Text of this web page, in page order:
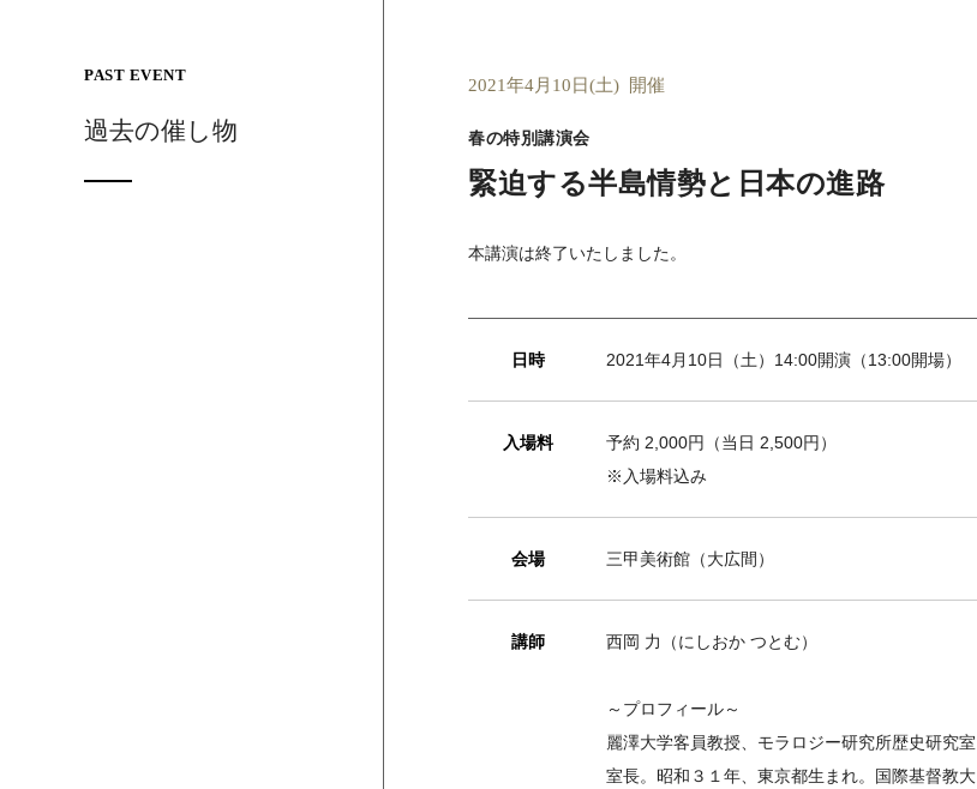
PAST EVENT
過去の催し物
2021年4月10日(土) 開催
春の特別講演会
緊迫する半島情勢と日本の進路
本講演は終了いたしました。
日時 2021年4月10日（土） 14:00開演（13:00開場）
入場料
予約 2,000円（当日 2,500円）
※入場料込み
会場 三甲美術館（大広間）
講師 西岡 力（にしおか つとむ）
～プロフィール～
麗澤大学客員教授、モラロジー研究所歴史研究室
室長。昭和３１年、東京都生まれ。国際基督教大